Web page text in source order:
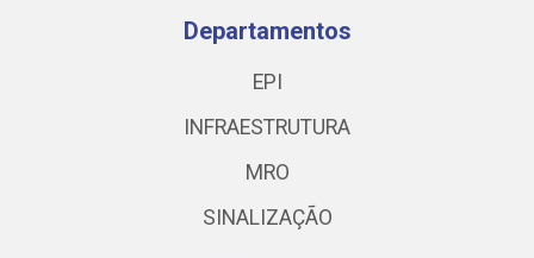
Departamentos
EPI
INFRAESTRUTURA
MRO
SINALIZAÇÃO